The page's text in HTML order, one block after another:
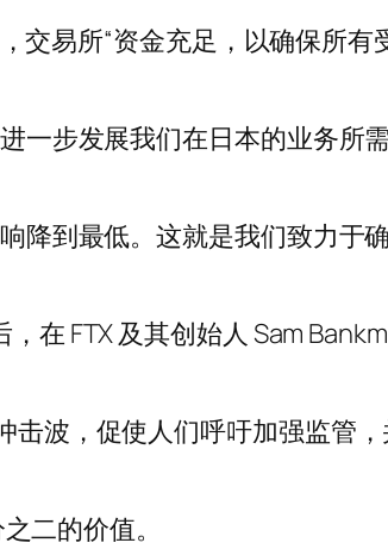
交易所“资金充足，以确保所有
一步发展我们在日本的业务所
降到最低。这就是我们致力于
在 FTX 及其创始人 Sam
击波，促使人们呼吁加强监管
二的价值。